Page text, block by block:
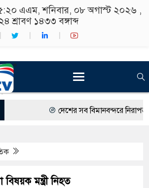
এএম, শনিবার, ০৮ অগাস্ট ২০২৬ ,
শ্রাবণ ১৪৩৩ বঙ্গাব্দ
দেশের সব বিমানবন্দরে নিরাপত্তা
কর্মসূচীর শুভসূচনা।
মন্ত্রী নিহত